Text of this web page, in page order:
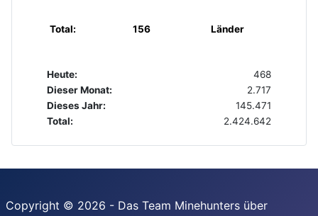
Total: 156 Länder
Heute:
468
Dieser Monat:
2.717
Dieses Jahr:
145.471
Total:
2.424.642
Copyright © 2026 - Das Team Minehunters über